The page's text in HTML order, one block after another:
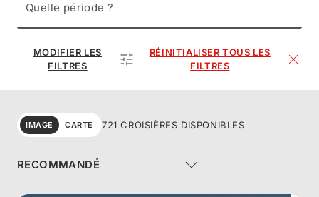
Quelle période ?
MODIFIER LES
FILTRES
RÉINITIALISER TOUS LES
FILTRES
IMAGE CARTE 721 CROISIÈRES DISPONIBLES